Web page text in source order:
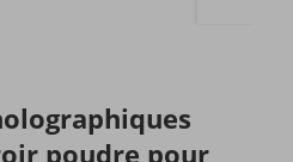
poudre pour